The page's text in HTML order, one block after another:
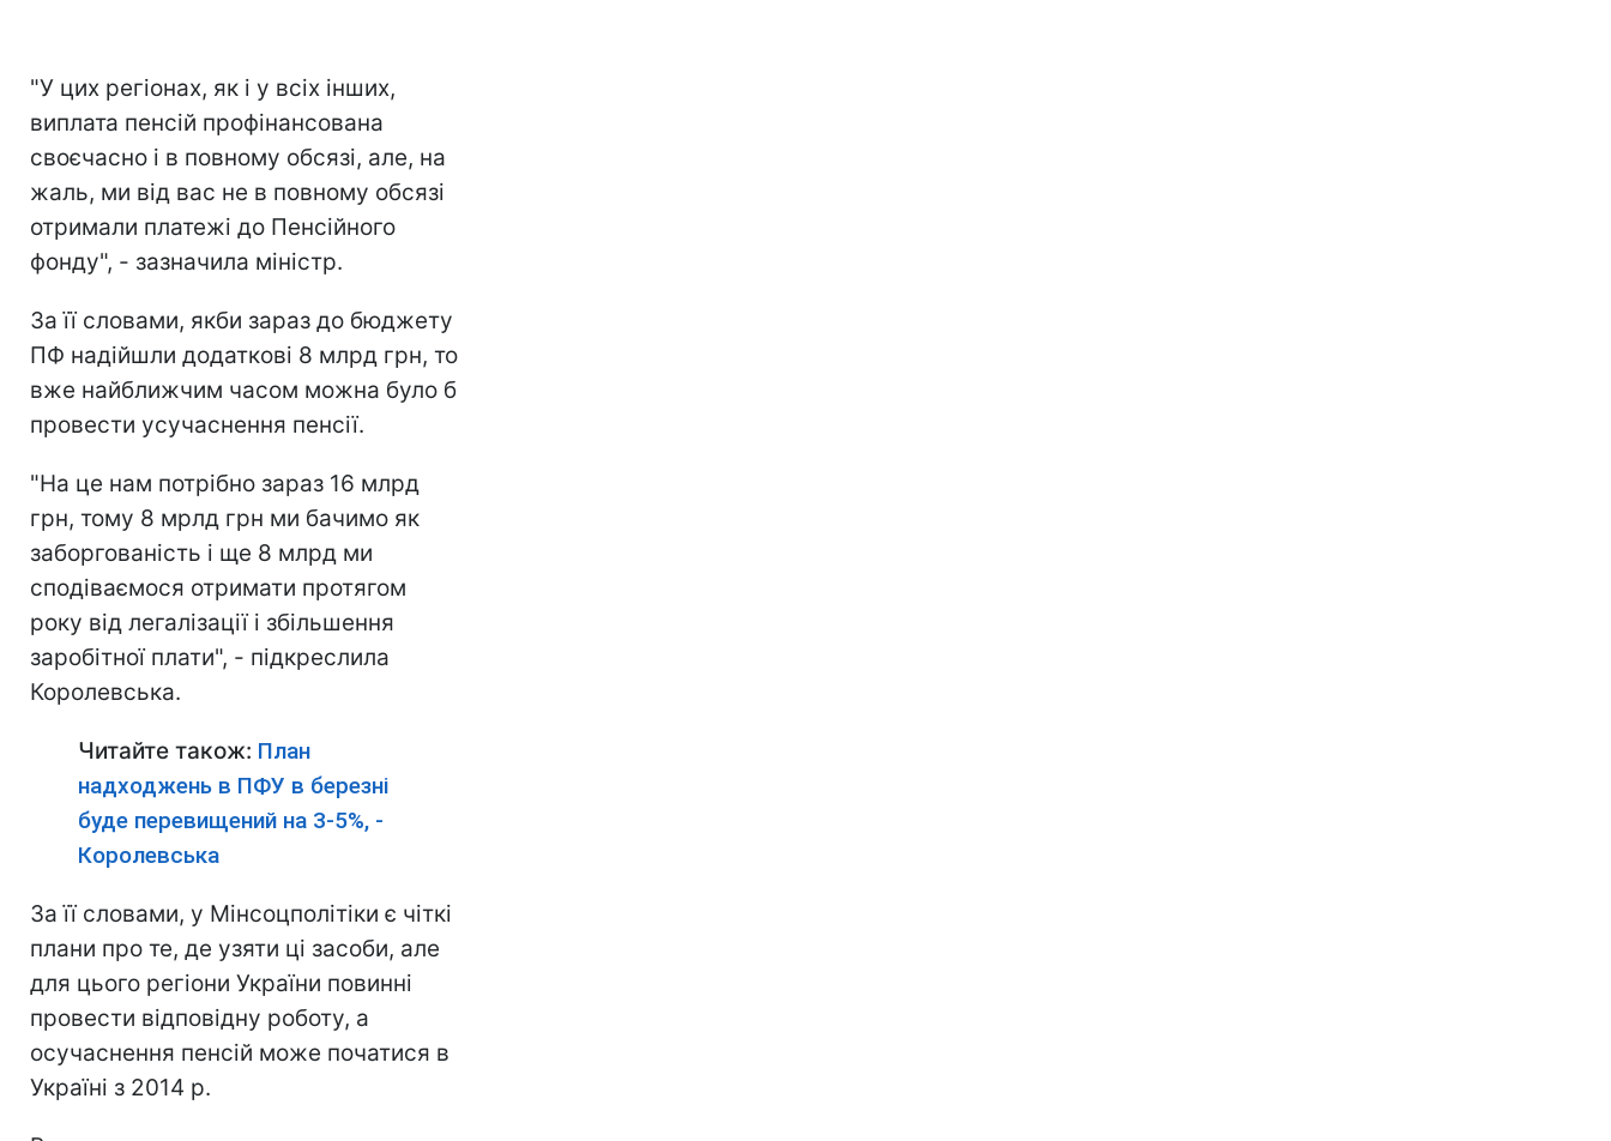
"У цих регіонах, як і у всіх інших,
виплата пенсій профінансована
своєчасно і в повному обсязі, але, на
жаль, ми від вас не в повному обсязі
отримали платежі до Пенсійного
фонду", - зазначила міністр.
За її словами, якби зараз до бюджету
ПФ надійшли додаткові 8 млрд грн, то
вже найближчим часом можна було б
провести усучаснення пенсії.
"На це нам потрібно зараз 16 млрд
грн, тому 8 мрлд грн ми бачимо як
заборгованість і ще 8 млрд ми
сподіваємося отримати протягом
року від легалізації і збільшення
заробітної плати", - підкреслила
Королевська.
Читайте також: План
надходжень в ПФУ в березні
буде перевищений на 3-5%, -
Королевська
За її словами, у Мінсоцполітіки є чіткі
плани про те, де узяти ці засоби, але
для цього регіони України повинні
провести відповідну роботу, а
осучаснення пенсій може початися в
Україні з 2014 р.